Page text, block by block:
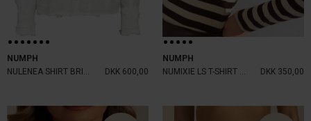
NUMPH
NULENEA SHIRT BRIGHT WHITE
DKK 600,00
NUMPH
NUMIXIE LS T-SHIRT BLACK COFF
DKK 350,00